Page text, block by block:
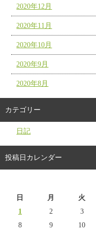
2020年12月
2020年11月
2020年10月
2020年9月
2020年8月
カテゴリー
日記
投稿日カレンダー
日 月 火
1
2 3
8
9 10